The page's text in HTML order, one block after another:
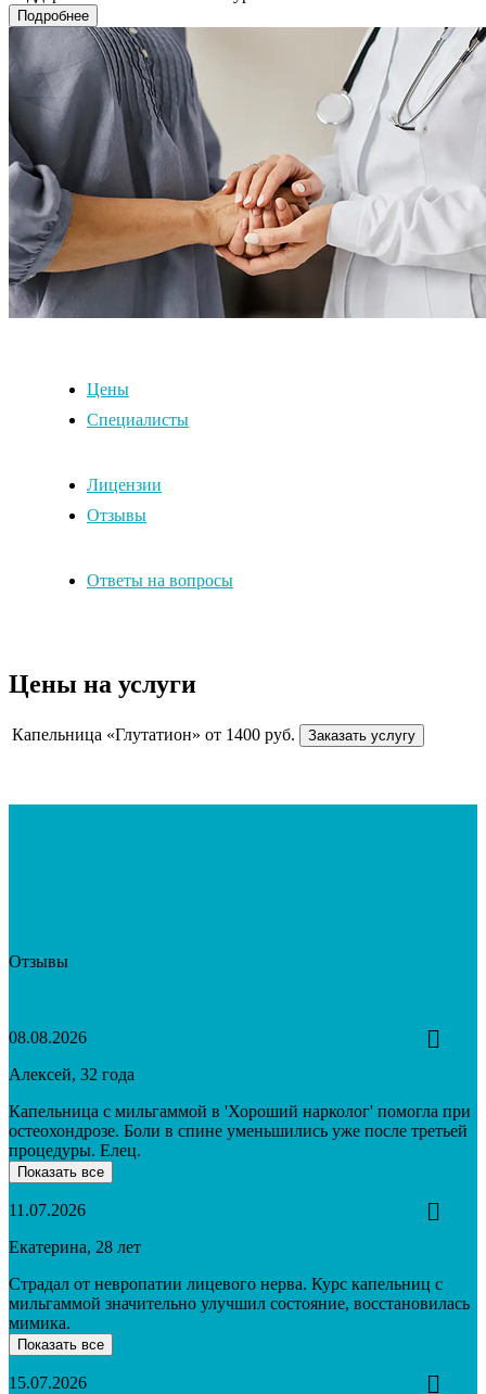
Подробнее
Цены
Специалисты
Лицензии
Отзывы
Ответы на вопросы
Цены на услуги
Капельница «Глутатион» от 1400 руб. Заказать услугу
Отзывы
08.08.2026
Алексей, 32 года
Капельница с мильгаммой в 'Хороший нарколог' помогла при
остеохондрозе. Боли в спине уменьшились уже после третьей
процедуры. Елец.
Показать все
11.07.2026
Екатерина, 28 лет
Страдал от невропатии лицевого нерва. Курс капельниц с
мильгаммой значительно улучшил состояние, восстановилась
мимика.
Показать все
15.07.2026